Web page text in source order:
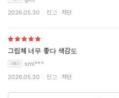
2026.05.30 신고 차단
그림체 너무 좋다 색감도
smi***
2026.05.30 신고 차단